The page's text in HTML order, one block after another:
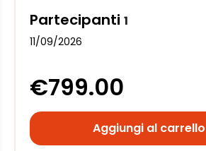
Partecipanti 1
11/09/2026
€799.00
Aggiungi al carrello